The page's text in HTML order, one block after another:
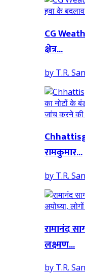
CG
क्षेत्र...
by T.R.
रामकुमार...
by T.R.
रामानंद
लक्ष्मण...
by T.R.